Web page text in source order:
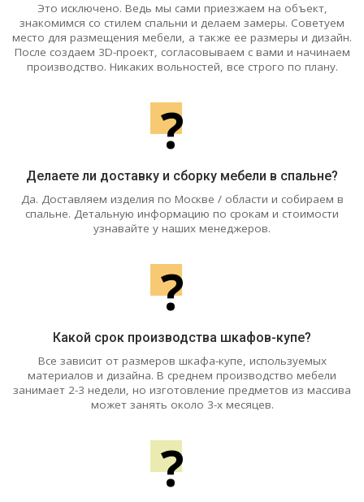
Это исключено. Ведь мы сами приезжаем на объект,
знакомимся со стилем спальни и делаем замеры. Советуем
место для размещения мебели, а также ее размеры и дизайн.
После создаем 3D-проект, согласовываем с вами и начинаем
производство. Никаких вольностей, все строго по плану.
?
Делаете ли доставку и сборку мебели в спальне?
Да. Доставляем изделия по Москве / области и собираем в
спальне. Детальную информацию по срокам и стоимости
узнавайте у наших менеджеров.
?
Какой срок производства шкафов-купе?
Все зависит от размеров шкафа-купе, используемых
материалов и дизайна. В среднем производство мебели
занимает 2-3 недели, но изготовление предметов из массива
может занять около 3-х месяцев.
?